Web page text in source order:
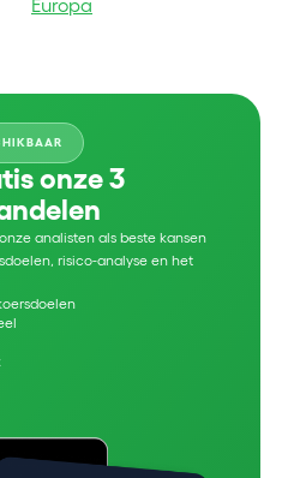
Europa
onze 3
analisten als beste kansen
risico-analyse en het